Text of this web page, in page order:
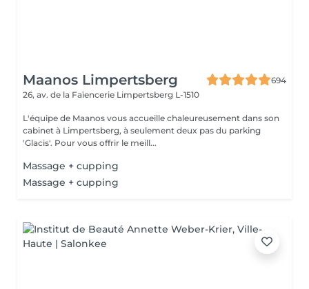
Maanos Limpertsberg
694
26, av. de la Faïencerie Limpertsberg L-1510
L'équipe de Maanos vous accueille chaleureusement dans son
cabinet à Limpertsberg, à seulement deux pas du parking
'Glacis'. Pour vous offrir le meill...
Massage + cupping
Massage + cupping